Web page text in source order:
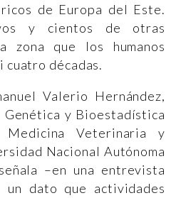
de Europa del Este.
y cientos de otras
zona que los humanos
cuatro décadas.
Valerio Hernández,
y Bioestadística
Veterinaria y
Nacional Autónoma
–en una entrevista
un dato que actividades